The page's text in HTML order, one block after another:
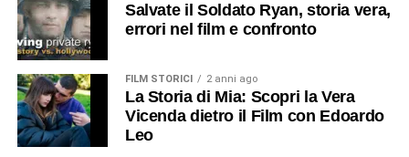
Salvate il Soldato Ryan, storia vera,
errori nel film e confronto
FILM STORICI 2 anni ago
La Storia di Mia: Scopri la Vera
Vicenda dietro il Film con Edoardo
Leo